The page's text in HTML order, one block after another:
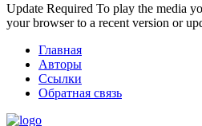
Update Required To play the media
your browser to a recent version or
Главная
Авторы
Ссылки
Обратная связь